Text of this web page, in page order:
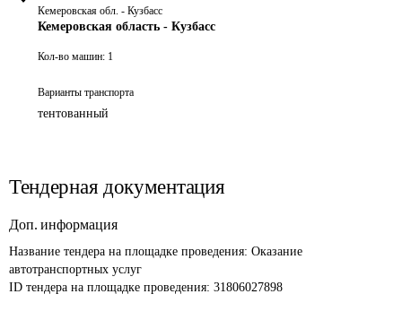
Кемеровская обл. - Кузбасс
Кемеровская область - Кузбасс
Кол-во машин: 1
Варианты транспорта
тентованный
Тендерная документация
Доп. информация
Название тендера на площадке проведения: Оказание
автотранспортных услуг
ID тендера на площадке проведения: 31806027898